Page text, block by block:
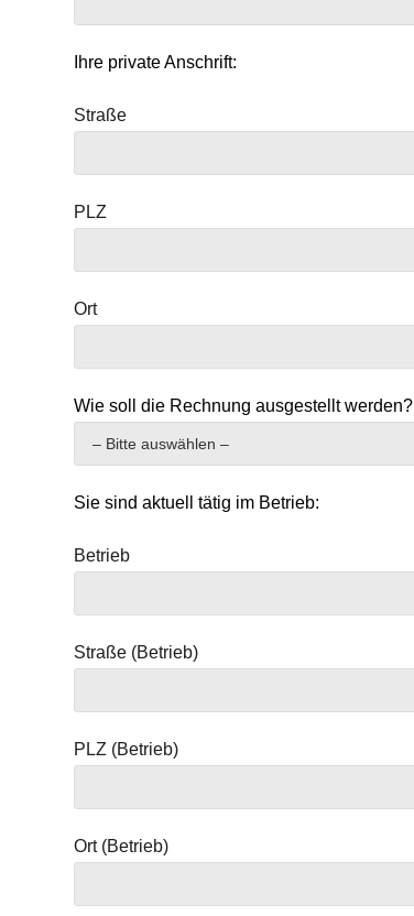
Ihre private Anschrift:
Straße
PLZ
Ort
Wie soll die Rechnung ausgestellt werden?
Sie sind aktuell tätig im Betrieb:
Betrieb
Straße (Betrieb)
PLZ (Betrieb)
Ort (Betrieb)